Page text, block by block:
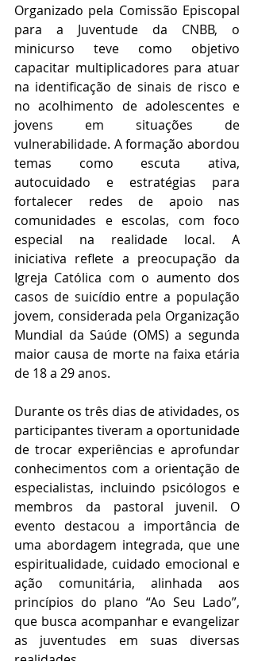
Organizado pela Comissão Episcopal
para a Juventude da CNBB, o
minicurso teve como objetivo
capacitar multiplicadores para atuar
na identificação de sinais de risco e
no acolhimento de adolescentes e
jovens em situações de
vulnerabilidade. A formação abordou
temas como escuta ativa,
autocuidado e estratégias para
fortalecer redes de apoio nas
comunidades e escolas, com foco
especial na realidade local. A
iniciativa reflete a preocupação da
Igreja Católica com o aumento dos
casos de suicídio entre a população
jovem, considerada pela Organização
Mundial da Saúde (OMS) a segunda
maior causa de morte na faixa etária
de 18 a 29 anos.
Durante os três dias de atividades, os
participantes tiveram a oportunidade
de trocar experiências e aprofundar
conhecimentos com a orientação de
especialistas, incluindo psicólogos e
membros da pastoral juvenil. O
evento destacou a importância de
uma abordagem integrada, que une
espiritualidade, cuidado emocional e
ação comunitária, alinhada aos
princípios do plano “Ao Seu Lado”,
que busca acompanhar e evangelizar
as juventudes em suas diversas